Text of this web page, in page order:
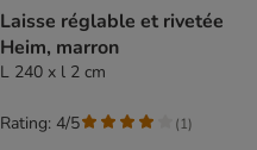
Laisse réglable et rivetée
Heim, marron
L 240 x l 2 cm
Rating: 4/5 (1)